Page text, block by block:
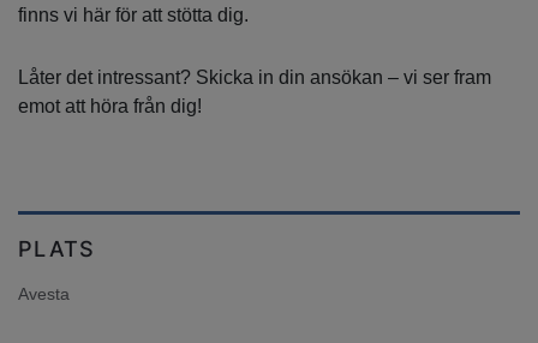
finns vi här för att stötta dig.
Låter det intressant? Skicka in din ansökan – vi ser fram
emot att höra från dig!
PLATS
Avesta